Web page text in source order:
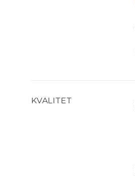
KVALITET